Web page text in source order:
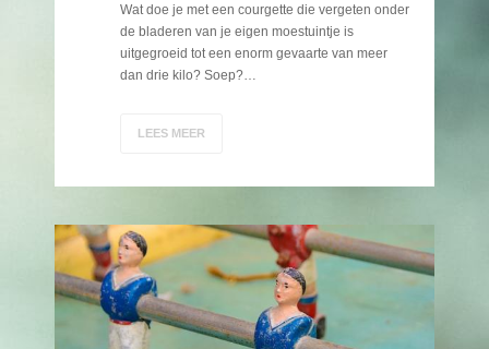
Wat doe je met een courgette die vergeten onder
de bladeren van je eigen moestuintje is
uitgegroeid tot een enorm gevaarte van meer
dan drie kilo? Soep?…
LEES MEER